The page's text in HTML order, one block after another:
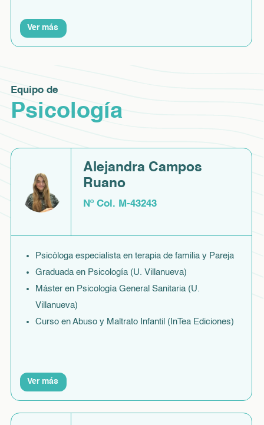
Ver más
Equipo de
Psicología
Alejandra Campos
Ruano
Nº Col. M-43243
Psicóloga especialista en terapia de familia y Pareja
Graduada en Psicología (U. Villanueva)
Máster en Psicología General Sanitaria (U.
Villanueva)
Curso en Abuso y Maltrato Infantil (InTea Ediciones)
Ver más